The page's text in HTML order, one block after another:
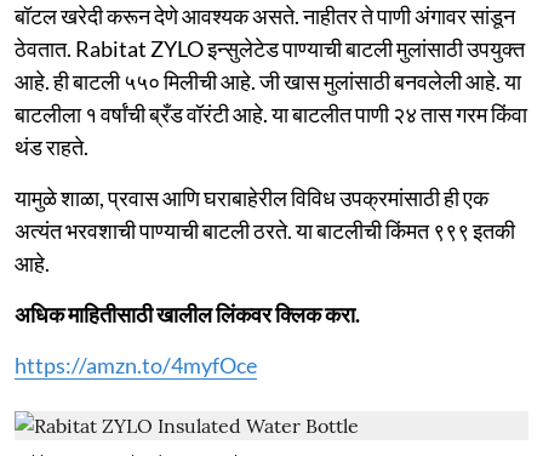
बॉटल खरेदी करून देणे आवश्यक असते. नाहीतर ते पाणी अंगावर सांडून
ठेवतात. Rabitat ZYLO इन्सुलेटेड पाण्याची बाटली मुलांसाठी उपयुक्त
आहे. ही बाटली ५५० मिलीची आहे. जी खास मुलांसाठी बनवलेली आहे. या
बाटलीला १ वर्षांची ब्रँड वॉरंटी आहे. या बाटलीत पाणी २४ तास गरम किंवा
थंड राहते.
यामुळे शाळा, प्रवास आणि घराबाहेरील विविध उपक्रमांसाठी ही एक
अत्यंत भरवशाची पाण्याची बाटली ठरते. या बाटलीची किंमत ९९९ इतकी
आहे.
अधिक माहितीसाठी खालील लिंकवर क्लिक करा.
https://amzn.to/4myfOce